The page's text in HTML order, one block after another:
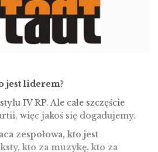
jest liderem?
IV RP. Ale całe szczęście
więc jakoś się dogadujemy.
zespołowa, kto jest
kto za muzykę, kto za